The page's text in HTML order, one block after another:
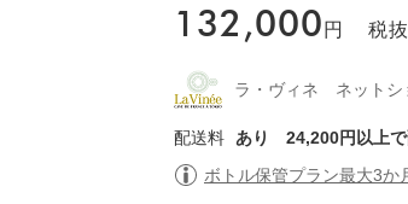
132,000 円 税抜
ラ・ヴィネ ネットシ
配送料 あり
24,200円以上
ボトル保管プラン最大3か